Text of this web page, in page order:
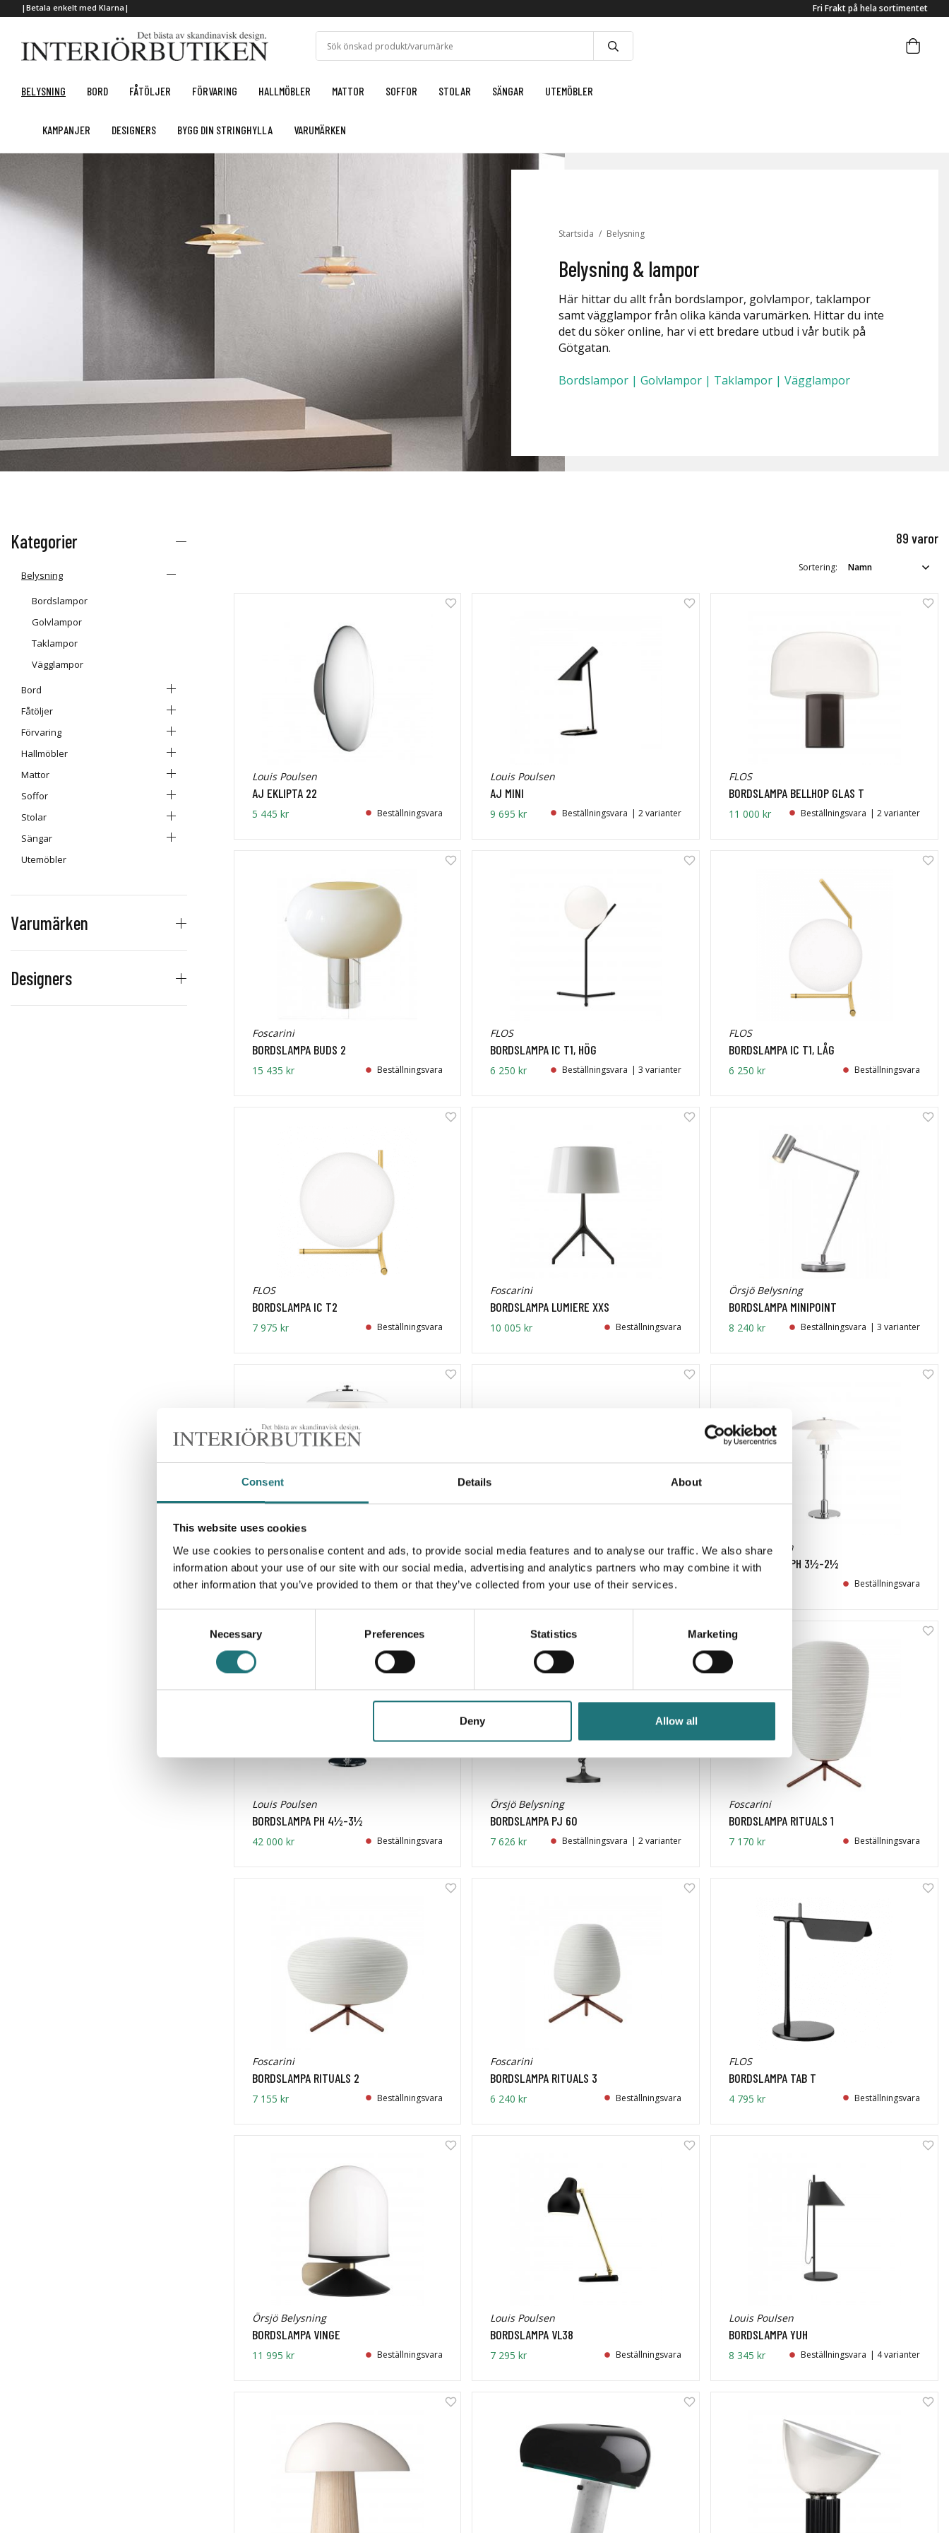
Consent Details About
This website uses cookies
We use cookies to personalise content and ads, to provide social media features and to analyse our traffic. We also share
information about your use of our site with our social media, advertising and analytics partners who may combine it with
other information that you’ve provided to them or that they’ve collected from your use of their services.
Necessary Preferences Statistics Marketing
Deny Allow all
|Betala enkelt med Klarna| Fri Frakt på hela sortimentet
BELYSNING BORD FÅTÖLJER FÖRVARING HALLMÖBLER MATTOR SOFFOR STOLAR SÄNGAR UTEMÖBLER
KAMPANJER DESIGNERS BYGG DIN STRINGHYLLA VARUMÄRKEN
Startsida / Belysning
Belysning & lampor
Här hittar du allt från bordslampor, golvlampor, taklampor
samt vägglampor från olika kända varumärken. Hittar du inte
det du söker online, har vi ett bredare utbud i vår butik på
Götgatan.
Bordslampor |Golvlampor | Taklampor |Vägglampor
Kategorier
Belysning
Bordslampor
Golvlampor
Taklampor
Vägglampor
Bord
Fåtöljer
Förvaring
Hallmöbler
Mattor
Soffor
Stolar
Sängar
Utemöbler
Varumärken
Designers
89 varor
Sortering:
Louis Poulsen
AJ EKLIPTA 22
5 445 kr Beställningsvara
Louis Poulsen
AJ MINI
9 695 kr Beställningsvara | 2 varianter
FLOS
BORDSLAMPA BELLHOP GLAS T
11 000 kr Beställningsvara | 2 varianter
Foscarini
BORDSLAMPA BUDS 2
15 435 kr Beställningsvara
FLOS
BORDSLAMPA IC T1, HÖG
6 250 kr Beställningsvara | 3 varianter
FLOS
BORDSLAMPA IC T1, LÅG
6 250 kr Beställningsvara
FLOS
BORDSLAMPA IC T2
7 975 kr Beställningsvara
Foscarini
BORDSLAMPA LUMIERE XXS
10 005 kr Beställningsvara
Örsjö Belysning
BORDSLAMPA MINIPOINT
8 240 kr Beställningsvara | 3 varianter
Louis Poulsen
BORDSLAMPA PH 2/1
9 945 kr Beställningsvara
Louis Poulsen
BORDSLAMPA PH 3/2
14 495 kr Beställningsvara | 2 varianter
Louis Poulsen
BORDSLAMPA PH 3½-2½
Beställningsvara
Louis Poulsen
BORDSLAMPA PH 4½-3½
42 000 kr Beställningsvara
Örsjö Belysning
BORDSLAMPA PJ 60
7 626 kr Beställningsvara | 2 varianter
Foscarini
BORDSLAMPA RITUALS 1
7 170 kr Beställningsvara
Foscarini
BORDSLAMPA RITUALS 2
7 155 kr Beställningsvara
Foscarini
BORDSLAMPA RITUALS 3
6 240 kr Beställningsvara
FLOS
BORDSLAMPA TAB T
4 795 kr Beställningsvara
Örsjö Belysning
BORDSLAMPA VINGE
11 995 kr Beställningsvara
Louis Poulsen
BORDSLAMPA VL38
7 295 kr Beställningsvara
Louis Poulsen
BORDSLAMPA YUH
8 345 kr Beställningsvara | 4 varianter